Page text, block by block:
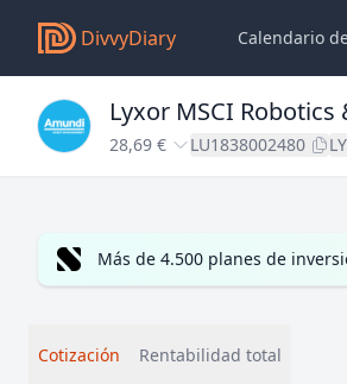
DivvyDiary Calendario
Lyxor MSCI Robotics
28,69 € LU1838002480
Más de 4.500 planes de
Cotización Rentabilidad total